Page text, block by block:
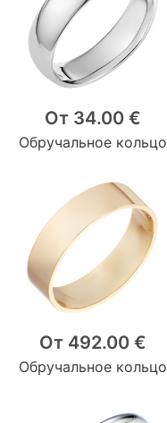
От 34.00 €
Обручальное кольцо
От 492.00 €
Обручальное кольцо